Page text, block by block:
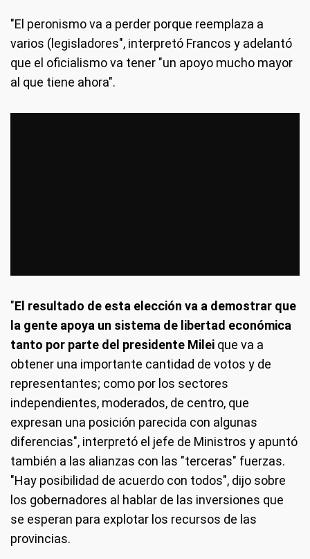
"El peronismo va a perder porque reemplaza a
varios (legisladores", interpretó Francos y adelantó
que el oficialismo va tener "un apoyo mucho mayor
al que tiene ahora".
"El resultado de esta elección va a demostrar que
la gente apoya un sistema de libertad económica
tanto por parte del presidente Milei que va a
obtener una importante cantidad de votos y de
representantes; como por los sectores
independientes, moderados, de centro, que
expresan una posición parecida con algunas
diferencias", interpretó el jefe de Ministros y apuntó
también a las alianzas con las "terceras" fuerzas.
"Hay posibilidad de acuerdo con todos", dijo sobre
los gobernadores al hablar de las inversiones que
se esperan para explotar los recursos de las
provincias.